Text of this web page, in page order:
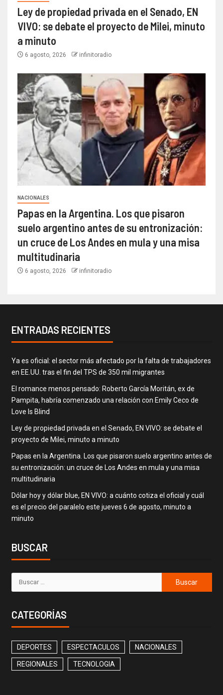
Ley de propiedad privada en el Senado, EN
VIVO: se debate el proyecto de Milei, minuto
a minuto
6 agosto, 2026 infinitoradio
NACIONALES
Papas en la Argentina. Los que pisaron
suelo argentino antes de su entronización:
un cruce de Los Andes en mula y una misa
multitudinaria
6 agosto, 2026 infinitoradio
ENTRADAS RECIENTES
Ya es oficial: el sector más afectado por la falta de trabajadores
en EE.UU. tras el fin del TPS de 350 mil migrantes
El romance menos pensado: Roberto García Moritán, ex de
Pampita, habría comenzado una relación con Emily Ceco de
Love Is Blind
Ley de propiedad privada en el Senado, EN VIVO: se debate el
proyecto de Milei, minuto a minuto
Papas en la Argentina. Los que pisaron suelo argentino antes de
su entronización: un cruce de Los Andes en mula y una misa
multitudinaria
Dólar hoy y dólar blue, EN VIVO: a cuánto cotiza el oficial y cuál
es el precio del paralelo este jueves 6 de agosto, minuto a
minuto
BUSCAR
CATEGORÍAS
DEPORTES ESPECTACULOS NACIONALES
REGIONALES TECNOLOGIA